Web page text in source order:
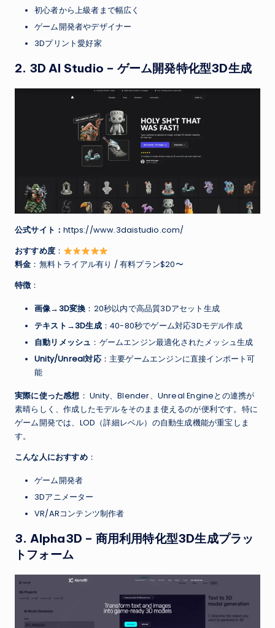
初心者から上級者まで幅広く
ゲーム開発者やデザイナー
3Dプリント愛好家
2. 3D AI Studio – ゲーム開発特化型3D生成
公式サイト：https://www.3daistudio.com/
おすすめ度 ：
料金 ：無料トライアル有り / 有料プラン$20〜
特徴 ：
画像→3D変換 ：20秒以内で高品質3Dアセット生成
テキスト→3D生成：40-80秒でゲーム対応3Dモデル作成
自動リメッシュ ：ゲームエンジン最適化されたメッシュ生成
Unity/Unreal対応：主要ゲームエンジンに直接インポート可
能
実際に使った感想 ： Unity、Blender、Unreal Engineとの連携が
素晴らしく、作成したモデルをそのまま使えるのが便利です。特に
ゲーム開発では、LOD（詳細レベル）の自動生成機能が重宝しま
す。
こんな人におすすめ：
ゲーム開発者
3Dアニメーター
VR/ARコンテンツ制作者
3. Alpha3D – 商用利用特化型3D生成プラッ
トフォーム